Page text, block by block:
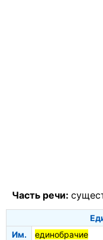
Часть речи:
Им.
единобрачие